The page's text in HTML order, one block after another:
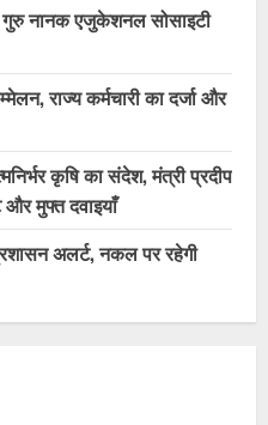
गुरु नानक एजुकेशनल सोसाइटी
राज्य कर्मचारी का दर्जा और
कृषि का संदेश, मंत्री प्रदीप
और मुफ्त दवाइयाँ
अलर्ट, नकल पर रहेगी